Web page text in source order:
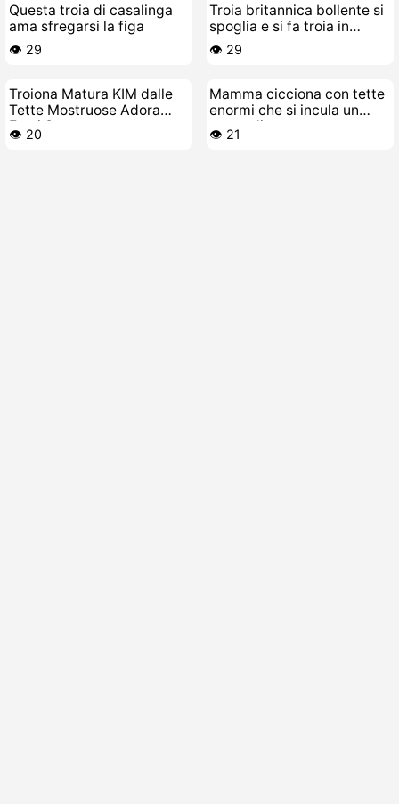
Questa troia di casalinga
ama sfregarsi la figa
👁️ 29
Troia britannica bollente si
spoglia e si fa troia in
cucina
👁️ 29
Troiona Matura KIM dalle
Tette Mostruose Adora
Farsi Scopare come una
Puttana
👁️ 20
Mamma cicciona con tette
enormi che si incula un
cazzo di gomma
👁️ 21